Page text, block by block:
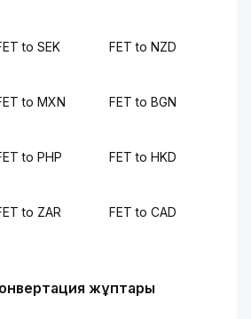
to SEK FET to NZD
to MXN FET to BGN
to PHP FET to HKD
to ZAR FET to CAD
жұптары